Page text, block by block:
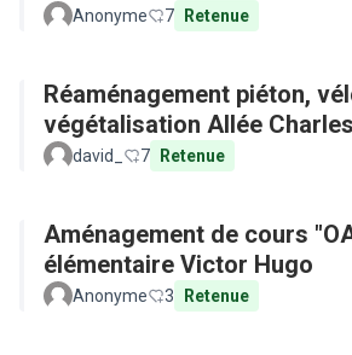
Anonyme 7 Retenue
Réaménagement piéton,
végétalisation Allée
david_ 7 Retenue
Aménagement de cours
élémentaire Victor Hugo
Anonyme 3 Retenue